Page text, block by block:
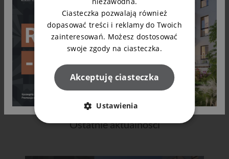
Ostatnie aktualności
Ciasteczka pozwalają również
dopasować treści i reklamy do Twoich
zainteresowań. Możesz dostosować
swoje zgody na ciasteczka.
Akceptuję ciasteczka
Ustawienia